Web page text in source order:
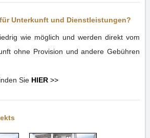
Unterkunft und Dienstleistungen?
wie möglich und werden direkt vom
ohne Provision und andere Gebühren
Sie HIER >>